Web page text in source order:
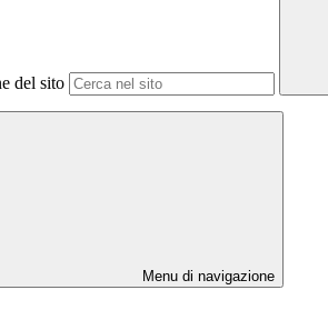
del sito
Menu di navigazione